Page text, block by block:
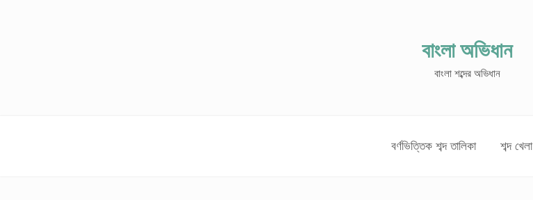
বাংলা অভিধান
বাংলা শব্দের অভিধান
বর্ণভিত্তিক শব্দ তালিকা শব্দ খেলা